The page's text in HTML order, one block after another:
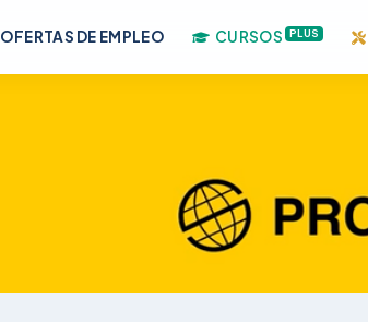
OFERTAS DE EMPLEO CURSOS PLUS